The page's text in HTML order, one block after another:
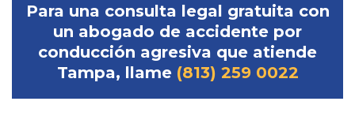
Para una consulta legal gratuita con
un abogado de accidente por
conducción agresiva que atiende
Tampa, llame (813) 259 0022